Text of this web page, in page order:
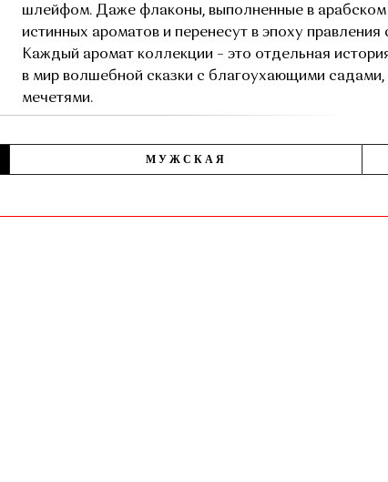
шлейфом. Даже флаконы, выполненные в арабском
истинных ароматов и перенесут в эпоху
Каждый аромат коллекции – это отдельная
в мир волшебной сказки с благоухающими
мечетями.
МУЖСКАЯ